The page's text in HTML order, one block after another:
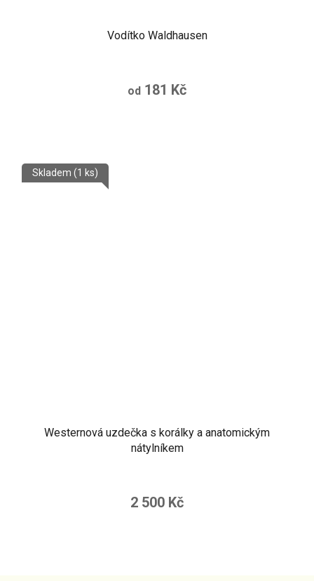
Vodítko Waldhausen
od 181 Kč
Westernová uzdečka s korálky a anatomickým
nátylníkem
Skladem (1 ks)
2 500 Kč